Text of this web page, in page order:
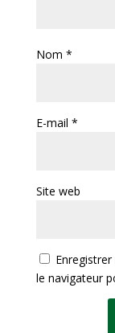
Nom *
E-mail *
Site web
le navigateur